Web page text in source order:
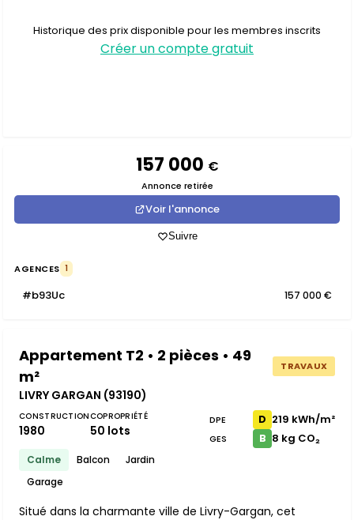
Historique des prix disponible pour les membres inscrits
Créer un compte gratuit
157 000 €
Annonce retirée
Voir l'annonce
Suivre
AGENCES 1
#b93Uc 157 000 €
Appartement T2 • 2 pièces • 49
m²
TRAVAUX
LIVRY GARGAN (93190)
CONSTRUCTION
1980
COPROPRIÉTÉ
50 lots
Calme Balcon
Jardin
Garage
DPE D 219 kWh/m²
GES B 8 kg CO₂
Situé dans la charmante ville de Livry-Gargan, cet